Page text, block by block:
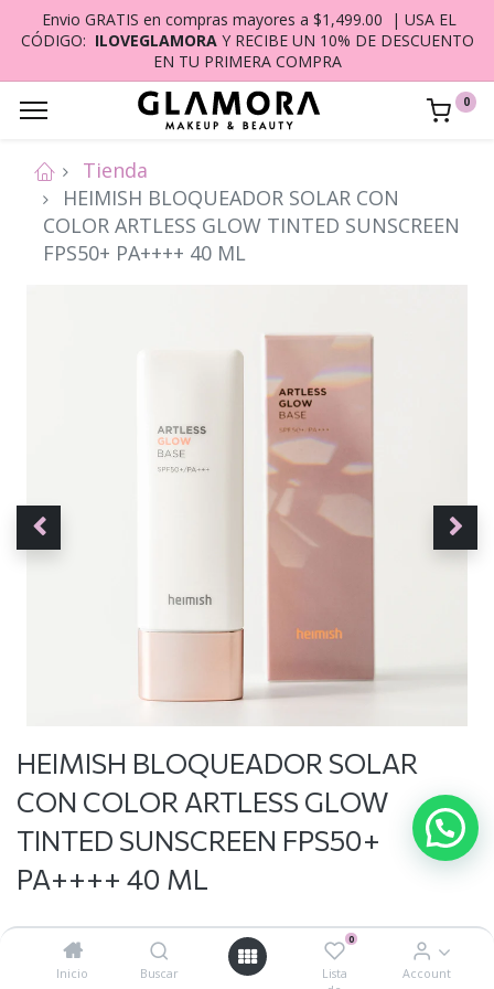
Inicio Buscar
0
Lista
Account
Envio GRATIS en compras mayores a $1,499.00 | USA EL
CÓDIGO: ILOVEGLAMORA Y RECIBE UN 10% DE DESCUENTO
EN TU PRIMERA COMPRA
0
Tienda
HEIMISH BLOQUEADOR SOLAR CON
COLOR ARTLESS GLOW TINTED SUNSCREEN
FPS50+ PA++++ 40 ML
HEIMISH BLOQUEADOR SOLAR
CON COLOR ARTLESS GLOW
TINTED SUNSCREEN FPS50+
PA++++ 40 ML
443.70 493.00